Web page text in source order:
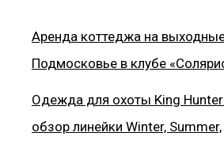
Аренда коттеджа на
Подмосковье в клубе
Одежда для охоты King
обзор линейки Winter, Summer,